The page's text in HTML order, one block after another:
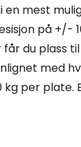
mest
på +/-
du plass
med
per plate.